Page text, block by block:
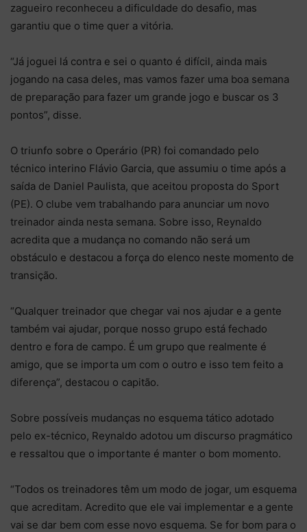
zagueiro reconheceu a dificuldade do desafio, mas
garantiu que o time quer a vitória.
“Já joguei lá contra e sei o quanto é difícil, ainda mais
jogando na casa deles, mas vamos fazer uma boa semana
de preparação para fazer um grande jogo e buscar os 3
pontos”, disse.
O triunfo sobre o Operário (PR) foi comandado pelo
técnico interino Flávio Garcia, que assumiu o time após a
saída de Daniel Paulista, que aceitou proposta do Sport
(PE). O clube vem trabalhando para anunciar um novo
treinador ainda nesta semana. Sobre isso, Reynaldo
acredita que a mudança no comando não será um
obstáculo e destacou a força do elenco neste momento de
transição.
“Qualquer treinador que chegar vai nos ajudar e a gente
também vai ajudar, porque nosso grupo está fechado
dentro e fora de campo. É um grupo que realmente é
amigo, que se importa um com o outro e isso tem feito a
diferença”, destacou o capitão.
Sobre possíveis mudanças no esquema tático adotado
pelo ex-técnico, Reynaldo adotou um discurso pragmático
e ressaltou que o importante é manter o bom momento.
“Todos os treinadores têm um modo de jogar, um esquema
que acreditam. Acredito que ele vai implementar e a gente
vai se dar bem com esse novo esquema. Se for bom para o